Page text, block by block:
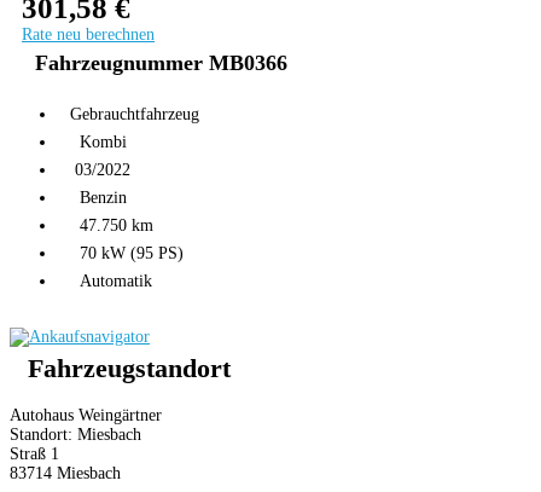
301,58 €
Rate neu berechnen
Fahrzeugnummer MB0366
Gebrauchtfahrzeug
Kombi
03/2022
Benzin
47.750 km
70 kW (95 PS)
Automatik
Fahrzeugstandort
Autohaus Weingärtner
Standort: Miesbach
Straß 1
83714 Miesbach